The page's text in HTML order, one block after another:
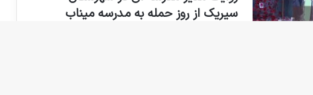
سیریک از روز حمله به مدرسه میناب